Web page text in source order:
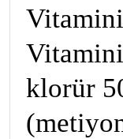
klorür